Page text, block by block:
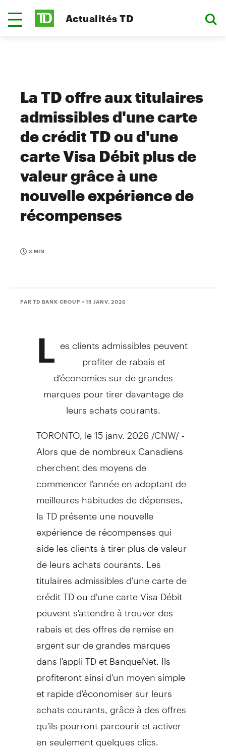
Actualités TD
La TD offre aux titulaires
admissibles d'une carte
de crédit TD ou d'une
carte Visa Débit plus de
valeur grâce à une
nouvelle expérience de
récompenses
3 MIN
PAR TD BANK GROUP • 15 JANV. 2026
L es clients admissibles peuvent
profiter de rabais et
d'économies sur de grandes
marques pour tirer davantage de
leurs achats courants.
TORONTO, le 15 janv. 2026 /CNW/ -
Alors que de nombreux Canadiens
cherchent des moyens de
commencer l'année en adoptant de
meilleures habitudes de dépenses,
la TD présente une nouvelle
expérience de récompenses qui
aide les clients à tirer plus de valeur
de leurs achats courants. Les
titulaires admissibles d'une carte de
crédit TD ou d'une carte Visa Débit
peuvent s'attendre à trouver des
rabais et des offres de remise en
argent sur de grandes marques
dans l'appli TD et BanqueNet. Ils
profiteront ainsi d'un moyen simple
et rapide d'économiser sur leurs
achats courants, grâce à des offres
qu'ils pourront parcourir et activer
en seulement quelques clics.